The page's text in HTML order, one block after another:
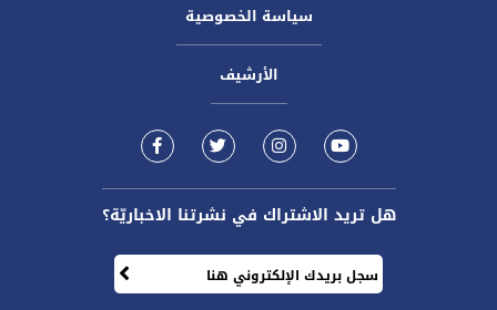
سياسة الخصوصية
الأرشيف
هل تريد الاشتراك في نشرتنا الاخباريّة؟